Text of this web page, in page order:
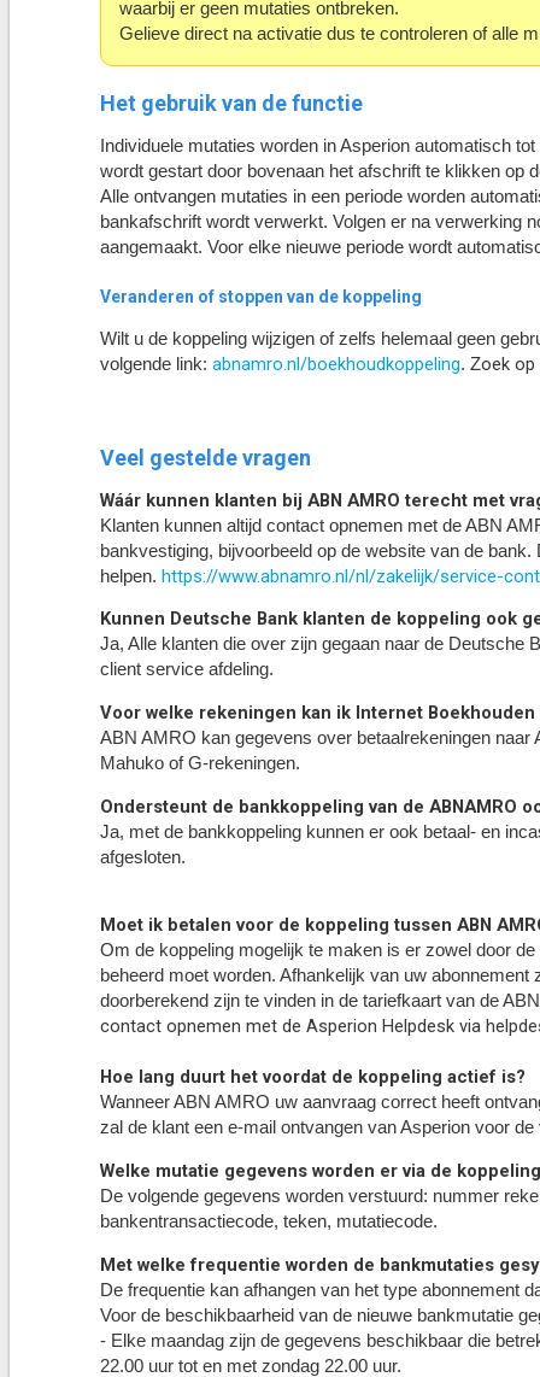
waarbij er geen mutaties ontbreken.
Gelieve direct na activatie dus te controleren of alle
Het gebruik van de functie
Individuele mutaties worden in Asperion automatisch
wordt gestart door bovenaan het afschrift te klikken op
Alle ontvangen mutaties in een periode worden
bankafschrift wordt verwerkt. Volgen er na verwerking
aangemaakt. Voor elke nieuwe periode wordt
Veranderen of stoppen van de koppeling
Wilt u de koppeling wijzigen of zelfs helemaal geen
volgende link: abnamro.nl/boekhoudkoppeling. Zoek op
Veel gestelde vragen
Wáár kunnen klanten bij ABN AMRO terecht met
Klanten kunnen altijd contact opnemen met de ABN
bankvestiging, bijvoorbeeld op de website van de
helpen. https://www.abnamro.nl/nl/zakelijk/service-
Kunnen Deutsche Bank klanten de koppeling ook
Ja, Alle klanten die over zijn gegaan naar de Deutsche
client service afdeling.
Voor welke rekeningen kan ik Internet Boekhouden
ABN AMRO kan gegevens over betaalrekeningen
Mahuko of G-rekeningen.
Ondersteunt de bankkoppeling van de ABNAMRO
Ja, met de bankkoppeling kunnen er ook betaal- en
afgesloten.
Moet ik betalen voor de koppeling tussen ABN
Om de koppeling mogelijk te maken is er zowel door
beheerd moet worden. Afhankelijk van uw
doorberekend zijn te vinden in de tariefkaart van de
contact opnemen met de Asperion Helpdesk via
Hoe lang duurt het voordat de koppeling actief is?
Wanneer ABN AMRO uw aanvraag correct heeft
zal de klant een e-mail ontvangen van Asperion voor de
Welke mutatie gegevens worden er via de
De volgende gegevens worden verstuurd: nummer
bankentransactiecode, teken, mutatiecode.
Met welke frequentie worden de bankmutaties
De frequentie kan afhangen van het type abonnement
Voor de beschikbaarheid van de nieuwe bankmutatie
- Elke maandag zijn de gegevens beschikbaar die
22.00 uur tot en met zondag 22.00 uur.